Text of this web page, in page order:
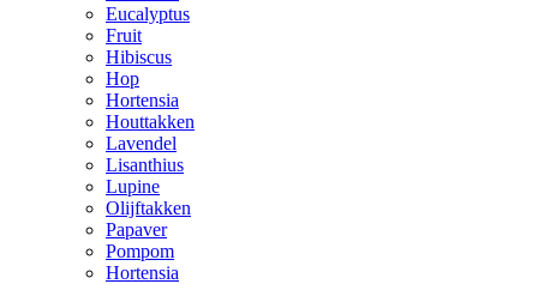
Eucalyptus
Fruit
Hibiscus
Hop
Hortensia
Houttakken
Lavendel
Lisanthius
Lupine
Olijftakken
Papaver
Pompom
Hortensia